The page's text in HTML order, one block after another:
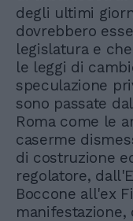
degli ultimi
dovrebbero
legislatura e
le leggi di
speculazione
sono passate
Roma come le
caserme
di costruzione
regolatore,
Boccone all'ex